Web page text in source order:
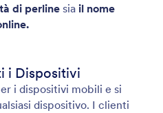
di perline sia il nome
i Dispositivi
i dispositivi mobili e si
dispositivo. I clienti